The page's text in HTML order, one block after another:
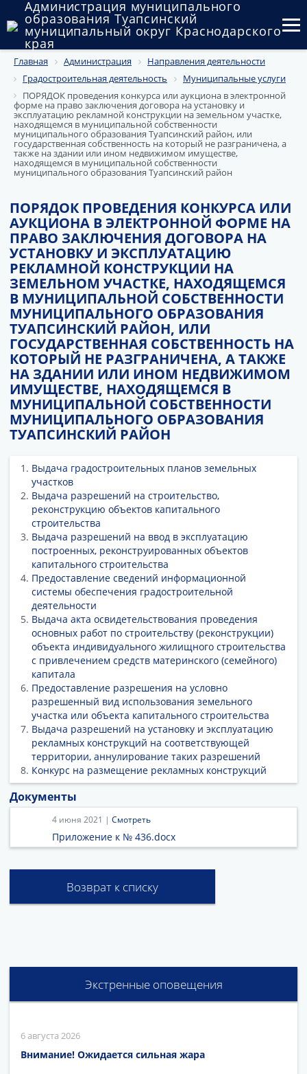
Администрация муниципального
образования Туапсинский
муниципальный округ Краснодарского
края
Округ
Администрация
Муниципальные закупки
Государственный и муниципальный контроль
Публичные слушания и общественные обсуждения
Документы
Главная Администрация
Направления деятельности
Градостроительная деятельность
Муниципальные услуги
ПОРЯДОК проведения конкурса или аукциона в электронной
форме на право заключения договора на установку и
эксплуатацию рекламной конструкции на земельном участке,
находящемся в муниципальной собственности
муниципального образования Туапсинский район, или
государственная собственность на который не разграничена, а
также на здании или ином недвижимом имуществе,
находящемся в муниципальной собственности
муниципального образования Туапсинский район
ПОРЯДОК ПРОВЕДЕНИЯ КОНКУРСА ИЛИ
АУКЦИОНА В ЭЛЕКТРОННОЙ ФОРМЕ НА
ПРАВО ЗАКЛЮЧЕНИЯ ДОГОВОРА НА
УСТАНОВКУ И ЭКСПЛУАТАЦИЮ
РЕКЛАМНОЙ КОНСТРУКЦИИ НА
ЗЕМЕЛЬНОМ УЧАСТКЕ, НАХОДЯЩЕМСЯ
В МУНИЦИПАЛЬНОЙ СОБСТВЕННОСТИ
МУНИЦИПАЛЬНОГО ОБРАЗОВАНИЯ
ТУАПСИНСКИЙ РАЙОН, ИЛИ
ГОСУДАРСТВЕННАЯ СОБСТВЕННОСТЬ НА
КОТОРЫЙ НЕ РАЗГРАНИЧЕНА, А ТАКЖЕ
НА ЗДАНИИ ИЛИ ИНОМ НЕДВИЖИМОМ
ИМУЩЕСТВЕ, НАХОДЯЩЕМСЯ В
МУНИЦИПАЛЬНОЙ СОБСТВЕННОСТИ
МУНИЦИПАЛЬНОГО ОБРАЗОВАНИЯ
ТУАПСИНСКИЙ РАЙОН
Выдача градостроительных планов земельных
участков
Выдача разрешений на строительство,
реконструкцию объектов капитального
строительства
Выдача разрешений на ввод в эксплуатацию
построенных, реконструированных объектов
капитального строительства
Предоставление сведений информационной
системы обеспечения градостроительной
деятельности
Выдача акта освидетельствования проведения
основных работ по строительству (реконструкции)
объекта индивидуального жилищного строительства
с привлечением средств материнского (семейного)
капитала
Предоставление разрешения на условно
разрешенный вид использования земельного
участка или объекта капитального строительства
Выдача разрешений на установку и эксплуатацию
рекламных конструкций на соответствующей
территории, аннулирование таких разрешений
Конкурс на размещение рекламных конструкций
Документы
4 июня 2021 | Смотреть
Приложение к № 436.docx
Возврат к списку
Экстренные оповещения
6 августа 2026
Внимание! Ожидается сильная жара